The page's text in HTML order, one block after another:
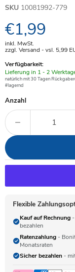
SKU 10081992-779
Aktueller Preis
€1,99
inkl. MwSt.
zzgl. Versand - vsl. 5,99
Verfügbarkeit:
Verfügbar
-
Lieferung in 1 - 2
natürlich mit 30 Tagen
#lagernd
Anzahl
Flexible
Kauf auf Rechnung
bezahlen
Ratenzahlung -
Monatsraten
Sicher bezahlen -